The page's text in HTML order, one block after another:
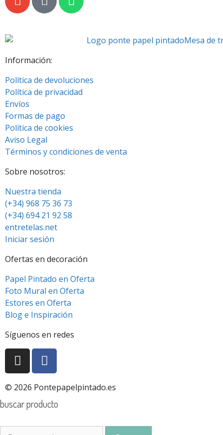
Información:
Política de devoluciones
Política de privacidad
Envíos
Formas de pago
Política de cookies
Aviso Legal
Términos y condiciones de venta
Sobre nosotros:
Nuestra tienda
(+34) 968 75 36 73
(+34) 694 21 92 58
entretelas.net
Iniciar sesión
Ofertas en decoración
Papel Pintado en Oferta
Foto Mural en Oferta
Estores en Oferta
Blog e Inspiración
Síguenos en redes
© 2026 Pontepapelpintado.es
buscar producto